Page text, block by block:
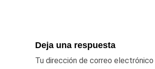
Deja una respuesta
Tu dirección de correo electrónico